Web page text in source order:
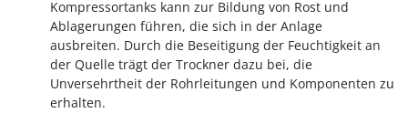
Kompressortanks kann zur Bildung von Rost und
Ablagerungen führen, die sich in der Anlage
ausbreiten. Durch die Beseitigung der Feuchtigkeit an
der Quelle trägt der Trockner dazu bei, die
Unversehrtheit der Rohrleitungen und Komponenten zu
erhalten.